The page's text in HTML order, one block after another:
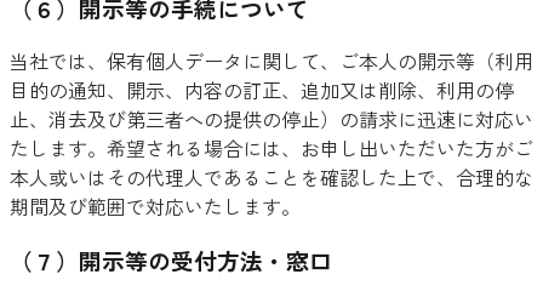
（６）開示等の手続について
当社では、保有個人データに関して、ご本人の開示等（利用
目的の通知、開示、内容の訂正、追加又は削除、利用の停
止、消去及び第三者への提供の停止）の請求に迅速に対応い
たします。希望される場合には、お申し出いただいた方がご
本人或いはその代理人であることを確認した上で、合理的な
期間及び範囲で対応いたします。
（７）開示等の受付方法・窓口